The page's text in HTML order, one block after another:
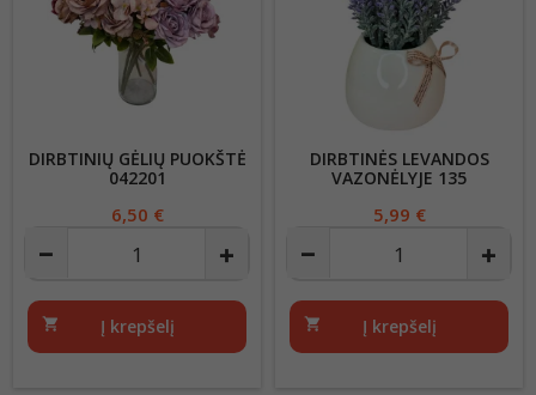
DIRBTINIŲ GĖLIŲ PUOKŠTĖ
042201
Kaina
6,50 €
shopping_cart Į krepšelį
DIRBTINĖS LEVANDOS
VAZONĖLYJE 135
Kaina
5,99 €
shopping_cart Į krepšelį